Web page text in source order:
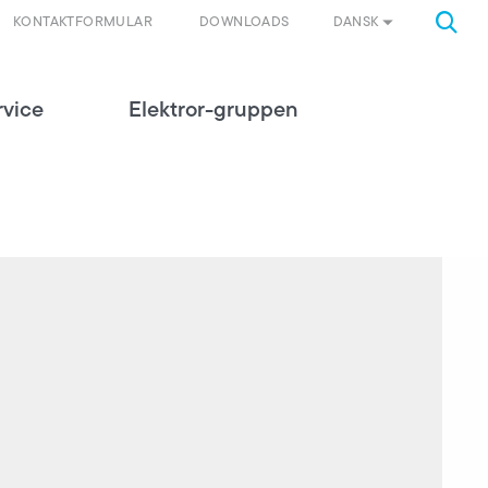
DANSK
DOWNLOADS
KONTAKTFORMULAR
Elektror-gruppen